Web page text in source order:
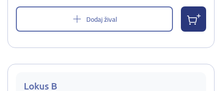
Dodaj žival
Lokus B